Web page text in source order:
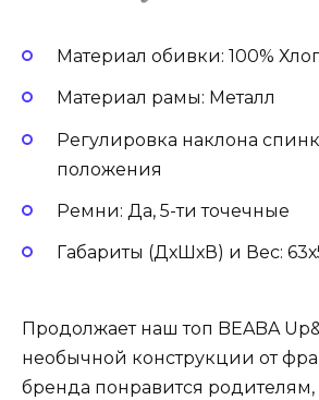
Материал обивки: 100%
Материал рамы: Металл
Регулировка наклона
положения
Ремни: Да, 5-ти точечные
Габариты (ДхШхВ) и Вес:
Продолжает наш топ BEABA
необычной конструкции от
бренда понравится